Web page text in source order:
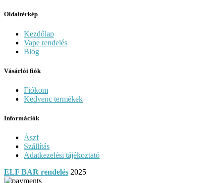
Oldaltérkép
Kezdőlap
Vape rendelés
Blog
Vásárlói fiók
Fiókom
Kedvenc termékek
Információk
Ászf
Szállítás
Adatkezelési tájékoztató
ELF BAR rendelés 2025